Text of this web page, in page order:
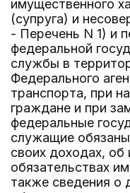
имущественного
(супруга) и
- Перечень N 1) и
федеральной
службы в
Федерального
транспорта, при
граждане и при
федеральные
служащие
своих доходах,
обязательствах
также сведения о